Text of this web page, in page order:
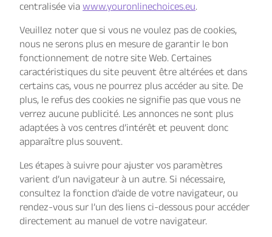
centralisée viawww.youronlinechoices.eu.
Veuillez noter que si vous ne voulez pas de cookies,
nous ne serons plus en mesure de garantir le bon
fonctionnement de notre site Web. Certaines
caractéristiques du site peuvent être altérées et dans
certains cas, vous ne pourrez plus accéder au site. De
plus, le refus des cookies ne signifie pas que vous ne
verrez aucune publicité. Les annonces ne sont plus
adaptées à vos centres d’intérêt et peuvent donc
apparaître plus souvent.
Les étapes à suivre pour ajuster vos paramètres
varient d’un navigateur à un autre. Si nécessaire,
consultez la fonction d’aide de votre navigateur, ou
rendez-vous sur l’un des liens ci-dessous pour accéder
directement au manuel de votre navigateur.